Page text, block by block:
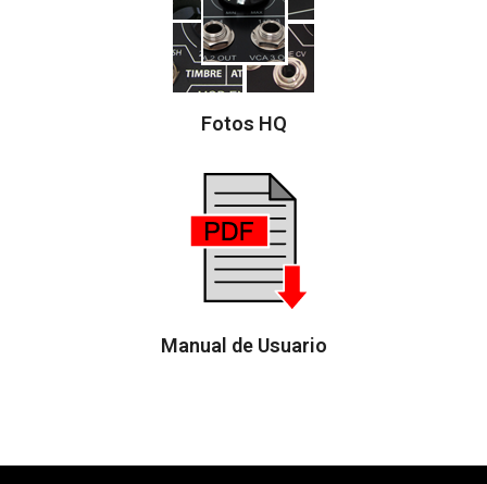
Fotos HQ
Manual de Usuario